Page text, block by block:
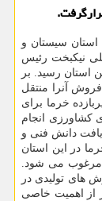
استان سیستان و
نیکبخت رئیس
استان رسید. بر
آنرا منتقل
خرما برای
کشاورزی انجام
دانش فنی و
در این استان
با میوه نه چندان مرغوب می شود.
های تولیدی در
از اهمیت خاصی